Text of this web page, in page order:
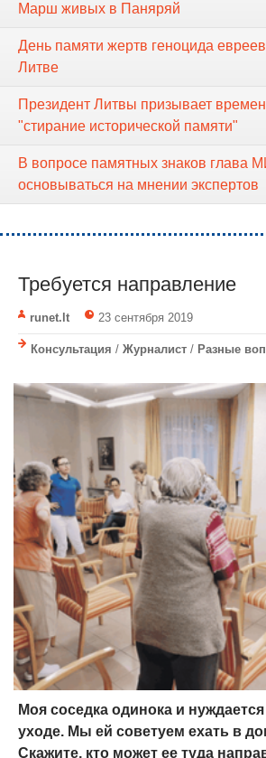
Марш живых в Паняряй
День памяти жертв геноцида
Литве
Президент Литвы призывает
"стирание исторической памяти"
В вопросе памятных знаков глава
основываться на мнении экспертов
Требуется направление
runet.lt 23 сентября 2019
Консультация / Журналист / Разные
Моя соседка одинока и
уходе. Мы ей советуем ехать в
Скажите, кто может ее туда